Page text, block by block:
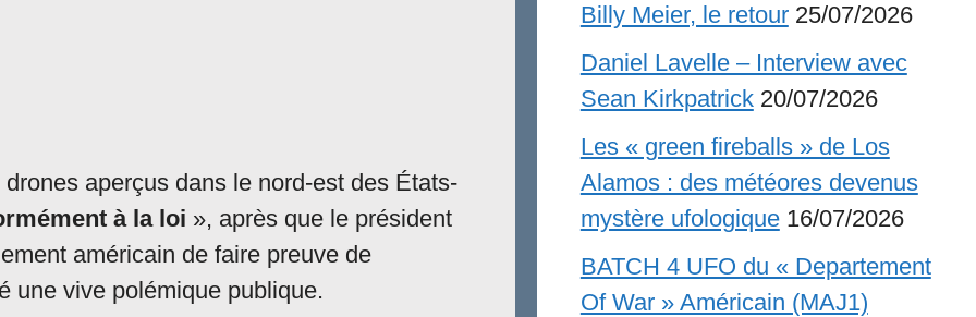
aperçus dans le nord-est des États-
à la loi », après que le président
américain de faire preuve de
une vive polémique publique.
Billy Meier, le retour 25/07/2026
Daniel Lavelle – Interview avec
Sean Kirkpatrick 20/07/2026
Les « green fireballs » de Los
Alamos : des météores devenus
mystère ufologique 16/07/2026
BATCH 4 UFO du « Departement
Of War » Américain (MAJ1)